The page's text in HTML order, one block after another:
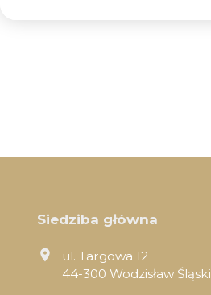
Siedziba główna
ul. Targowa 12
44-300 Wodzisław Śląski